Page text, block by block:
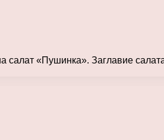
«Пушинка». Заглавие